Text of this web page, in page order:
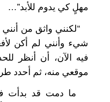
مهلٍ كي يدوم للأبد”…
“لكنني واثق من أنني
شيء وأنني لم أكن
فيه الآن، أن أنظر
موقعي منه، ثم أحدد
ما دمت قد بدأت